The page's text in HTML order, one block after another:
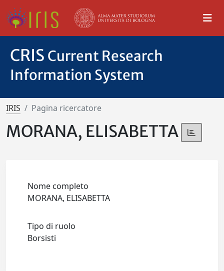
CRIS Current Research
Information System
IRIS Pagina ricercatore
MORANA, ELISABETTA
Nome completo
MORANA, ELISABETTA
Tipo di ruolo
Borsisti